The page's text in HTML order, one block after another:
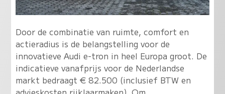
Door de combinatie van ruimte, comfort en
actieradius is de belangstelling voor de
innovatieve Audi e-tron in heel Europa groot. De
indicatieve vanafprijs voor de Nederlandse
markt bedraagt € 82.500 (inclusief BTW en